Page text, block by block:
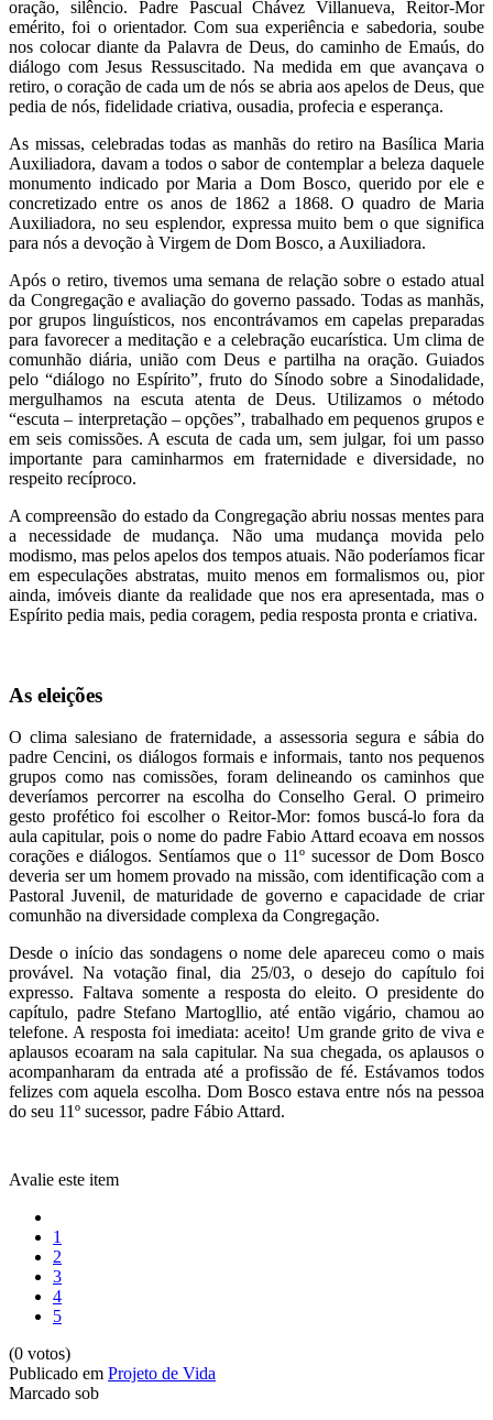
oração, silêncio. Padre Pascual Chávez Villanueva, Reitor-Mor
emérito, foi o orientador. Com sua experiência e sabedoria, soube
nos colocar diante da Palavra de Deus, do caminho de Emaús, do
diálogo com Jesus Ressuscitado. Na medida em que avançava o
retiro, o coração de cada um de nós se abria aos apelos de Deus, que
pedia de nós, fidelidade criativa, ousadia, profecia e esperança.
As missas, celebradas todas as manhãs do retiro na Basílica Maria
Auxiliadora, davam a todos o sabor de contemplar a beleza daquele
monumento indicado por Maria a Dom Bosco, querido por ele e
concretizado entre os anos de 1862 a 1868. O quadro de Maria
Auxiliadora, no seu esplendor, expressa muito bem o que significa
para nós a devoção à Virgem de Dom Bosco, a Auxiliadora.
Após o retiro, tivemos uma semana de relação sobre o estado atual
da Congregação e avaliação do governo passado. Todas as manhãs,
por grupos linguísticos, nos encontrávamos em capelas preparadas
para favorecer a meditação e a celebração eucarística. Um clima de
comunhão diária, união com Deus e partilha na oração. Guiados
pelo “diálogo no Espírito”, fruto do Sínodo sobre a Sinodalidade,
mergulhamos na escuta atenta de Deus. Utilizamos o método
“escuta – interpretação – opções”, trabalhado em pequenos grupos e
em seis comissões. A escuta de cada um, sem julgar, foi um passo
importante para caminharmos em fraternidade e diversidade, no
respeito recíproco.
A compreensão do estado da Congregação abriu nossas mentes para
a necessidade de mudança. Não uma mudança movida pelo
modismo, mas pelos apelos dos tempos atuais. Não poderíamos ficar
em especulações abstratas, muito menos em formalismos ou, pior
ainda, imóveis diante da realidade que nos era apresentada, mas o
Espírito pedia mais, pedia coragem, pedia resposta pronta e criativa.
As eleições
O clima salesiano de fraternidade, a assessoria segura e sábia do
padre Cencini, os diálogos formais e informais, tanto nos pequenos
grupos como nas comissões, foram delineando os caminhos que
deveríamos percorrer na escolha do Conselho Geral. O primeiro
gesto profético foi escolher o Reitor-Mor: fomos buscá-lo fora da
aula capitular, pois o nome do padre Fabio Attard ecoava em nossos
corações e diálogos. Sentíamos que o 11º sucessor de Dom Bosco
deveria ser um homem provado na missão, com identificação com a
Pastoral Juvenil, de maturidade de governo e capacidade de criar
comunhão na diversidade complexa da Congregação.
Desde o início das sondagens o nome dele apareceu como o mais
provável. Na votação final, dia 25/03, o desejo do capítulo foi
expresso. Faltava somente a resposta do eleito. O presidente do
capítulo, padre Stefano Martogllio, até então vigário, chamou ao
telefone. A resposta foi imediata: aceito! Um grande grito de viva e
aplausos ecoaram na sala capitular. Na sua chegada, os aplausos o
acompanharam da entrada até a profissão de fé. Estávamos todos
felizes com aquela escolha. Dom Bosco estava entre nós na pessoa
do seu 11º sucessor, padre Fábio Attard.
Avalie este item
1
2
3
4
5
(0 votos)
Publicado em Projeto de Vida
Marcado sob